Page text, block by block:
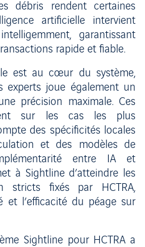
débris rendent certaines
artificielle intervient
garantissant
rapide et fiable.
est au cœur du système,
experts joue également un
précision maximale. Ces
sur les cas les plus
des spécificités locales
et des modèles de
entre IA et
à Sightline d’atteindre les
stricts fixés par HCTRA,
et l’efficacité du péage sur
Sightline pour HCTRA a